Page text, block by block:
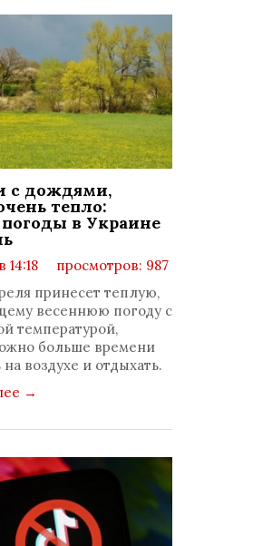
с дождями,
тепло:
погоды в Украине
14:18
просмотров: 987
принесет теплую,
весеннюю погоду с
температурой,
больше времени
воздухе и отдыхать.
→